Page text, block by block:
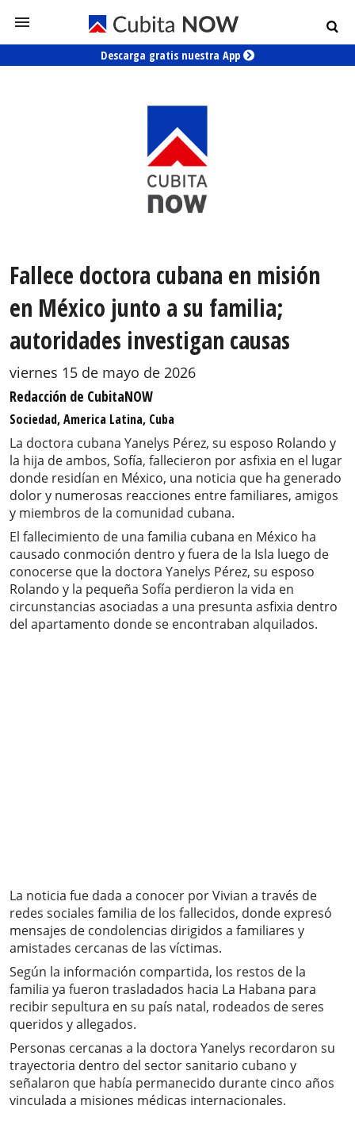
Descarga gratis nuestra App
Fallece doctora cubana en misión
en México junto a su familia;
autoridades investigan causas
viernes 15 de mayo de 2026
Redacción de CubitaNOW
Sociedad, America Latina, Cuba
La doctora cubana Yanelys Pérez, su esposo Rolando y
la hija de ambos, Sofía, fallecieron por asfixia en el lugar
donde residían en México, una noticia que ha generado
dolor y numerosas reacciones entre familiares, amigos
y miembros de la comunidad cubana.
El fallecimiento de una familia cubana en México ha
causado conmoción dentro y fuera de la Isla luego de
conocerse que la doctora Yanelys Pérez, su esposo
Rolando y la pequeña Sofía perdieron la vida en
circunstancias asociadas a una presunta asfixia dentro
del apartamento donde se encontraban alquilados.
La noticia fue dada a conocer por Vivian a través de
redes sociales familia de los fallecidos, donde expresó
mensajes de condolencias dirigidos a familiares y
amistades cercanas de las víctimas.
Según la información compartida, los restos de la
familia ya fueron trasladados hacia La Habana para
recibir sepultura en su país natal, rodeados de seres
queridos y allegados.
Personas cercanas a la doctora Yanelys recordaron su
trayectoria dentro del sector sanitario cubano y
señalaron que había permanecido durante cinco años
vinculada a misiones médicas internacionales.